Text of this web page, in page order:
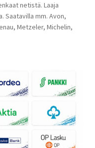
netistä. Laaja
Saatavilla mm. Avon,
Metzeler, Michelin,